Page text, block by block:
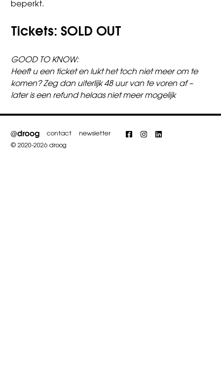
beperkt.
Tickets:SOLD OUT
GOOD TO KNOW:
Heeft u een ticket en lukt het toch niet meer om te
komen? Zeg dan uiterlijk 48 uur van te voren af –
later is een refund helaas niet meer mogelijk
contact newsletter FacebookInstagram
© 2020-2026 droog